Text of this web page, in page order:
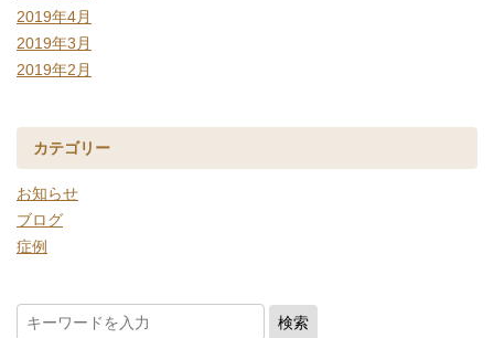
2019年4月
2019年3月
2019年2月
カテゴリー
お知らせ
ブログ
症例